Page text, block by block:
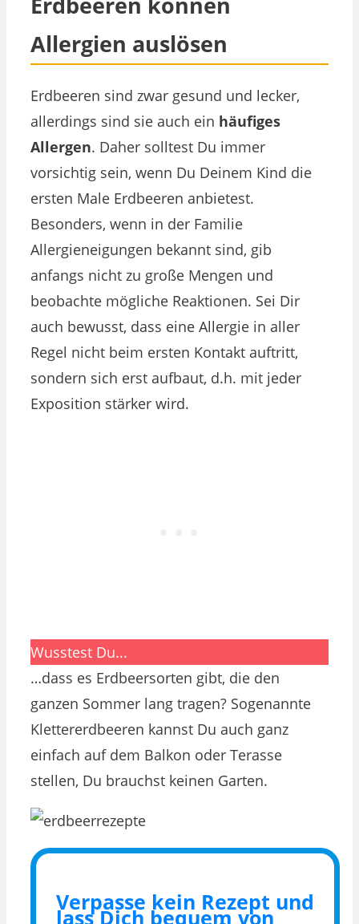
Allergien auslösen
Erdbeeren sind zwar gesund und lecker,
allerdings sind sie auch ein häufiges
Allergen. Daher solltest Du immer
vorsichtig sein, wenn Du Deinem Kind die
ersten Male Erdbeeren anbietest.
Besonders, wenn in der Familie
Allergieneigungen bekannt sind, gib
anfangs nicht zu große Mengen und
beobachte mögliche Reaktionen. Sei Dir
auch bewusst, dass eine Allergie in aller
Regel nicht beim ersten Kontakt auftritt,
sondern sich erst aufbaut, d.h. mit jeder
Exposition stärker wird.
Wusstest Du...
…dass es Erdbeersorten gibt, die den
ganzen Sommer lang tragen? Sogenannte
Klettererdbeeren kannst Du auch ganz
einfach auf dem Balkon oder Terasse
stellen, Du brauchst keinen Garten.
Verpasse kein Rezept und
lass Dich bequem von